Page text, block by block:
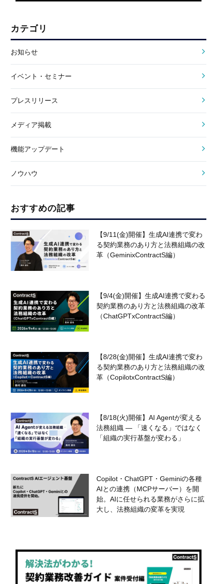
カテゴリ
お知らせ
イベント・セミナー
プレスリリース
メディア掲載
機能アップデート
ノウハウ
おすすめの記事
【9/11(金)開催】生成AI連携で変わ
る契約業務のあり方と法務組織の改
革（GeminixContractS編）
【9/4(金)開催】生成AI連携で変わる
契約業務のあり方と法務組織の改革
（ChatGPTxContractS編）
【8/28(金)開催】生成AI連携で変わ
る契約業務のあり方と法務組織の改
革（CopilotxContractS編）
【8/18(火)開催】AI Agentが変える
法務組織 — 「速くなる」ではなく
「組織の実行基盤が変わる」
Copilot・ChatGPT・Geminiの各種
AIとの連携（MCPサーバー）を開
始。AIに任せられる業務がさらに拡
大し、法務組織の変革を実現